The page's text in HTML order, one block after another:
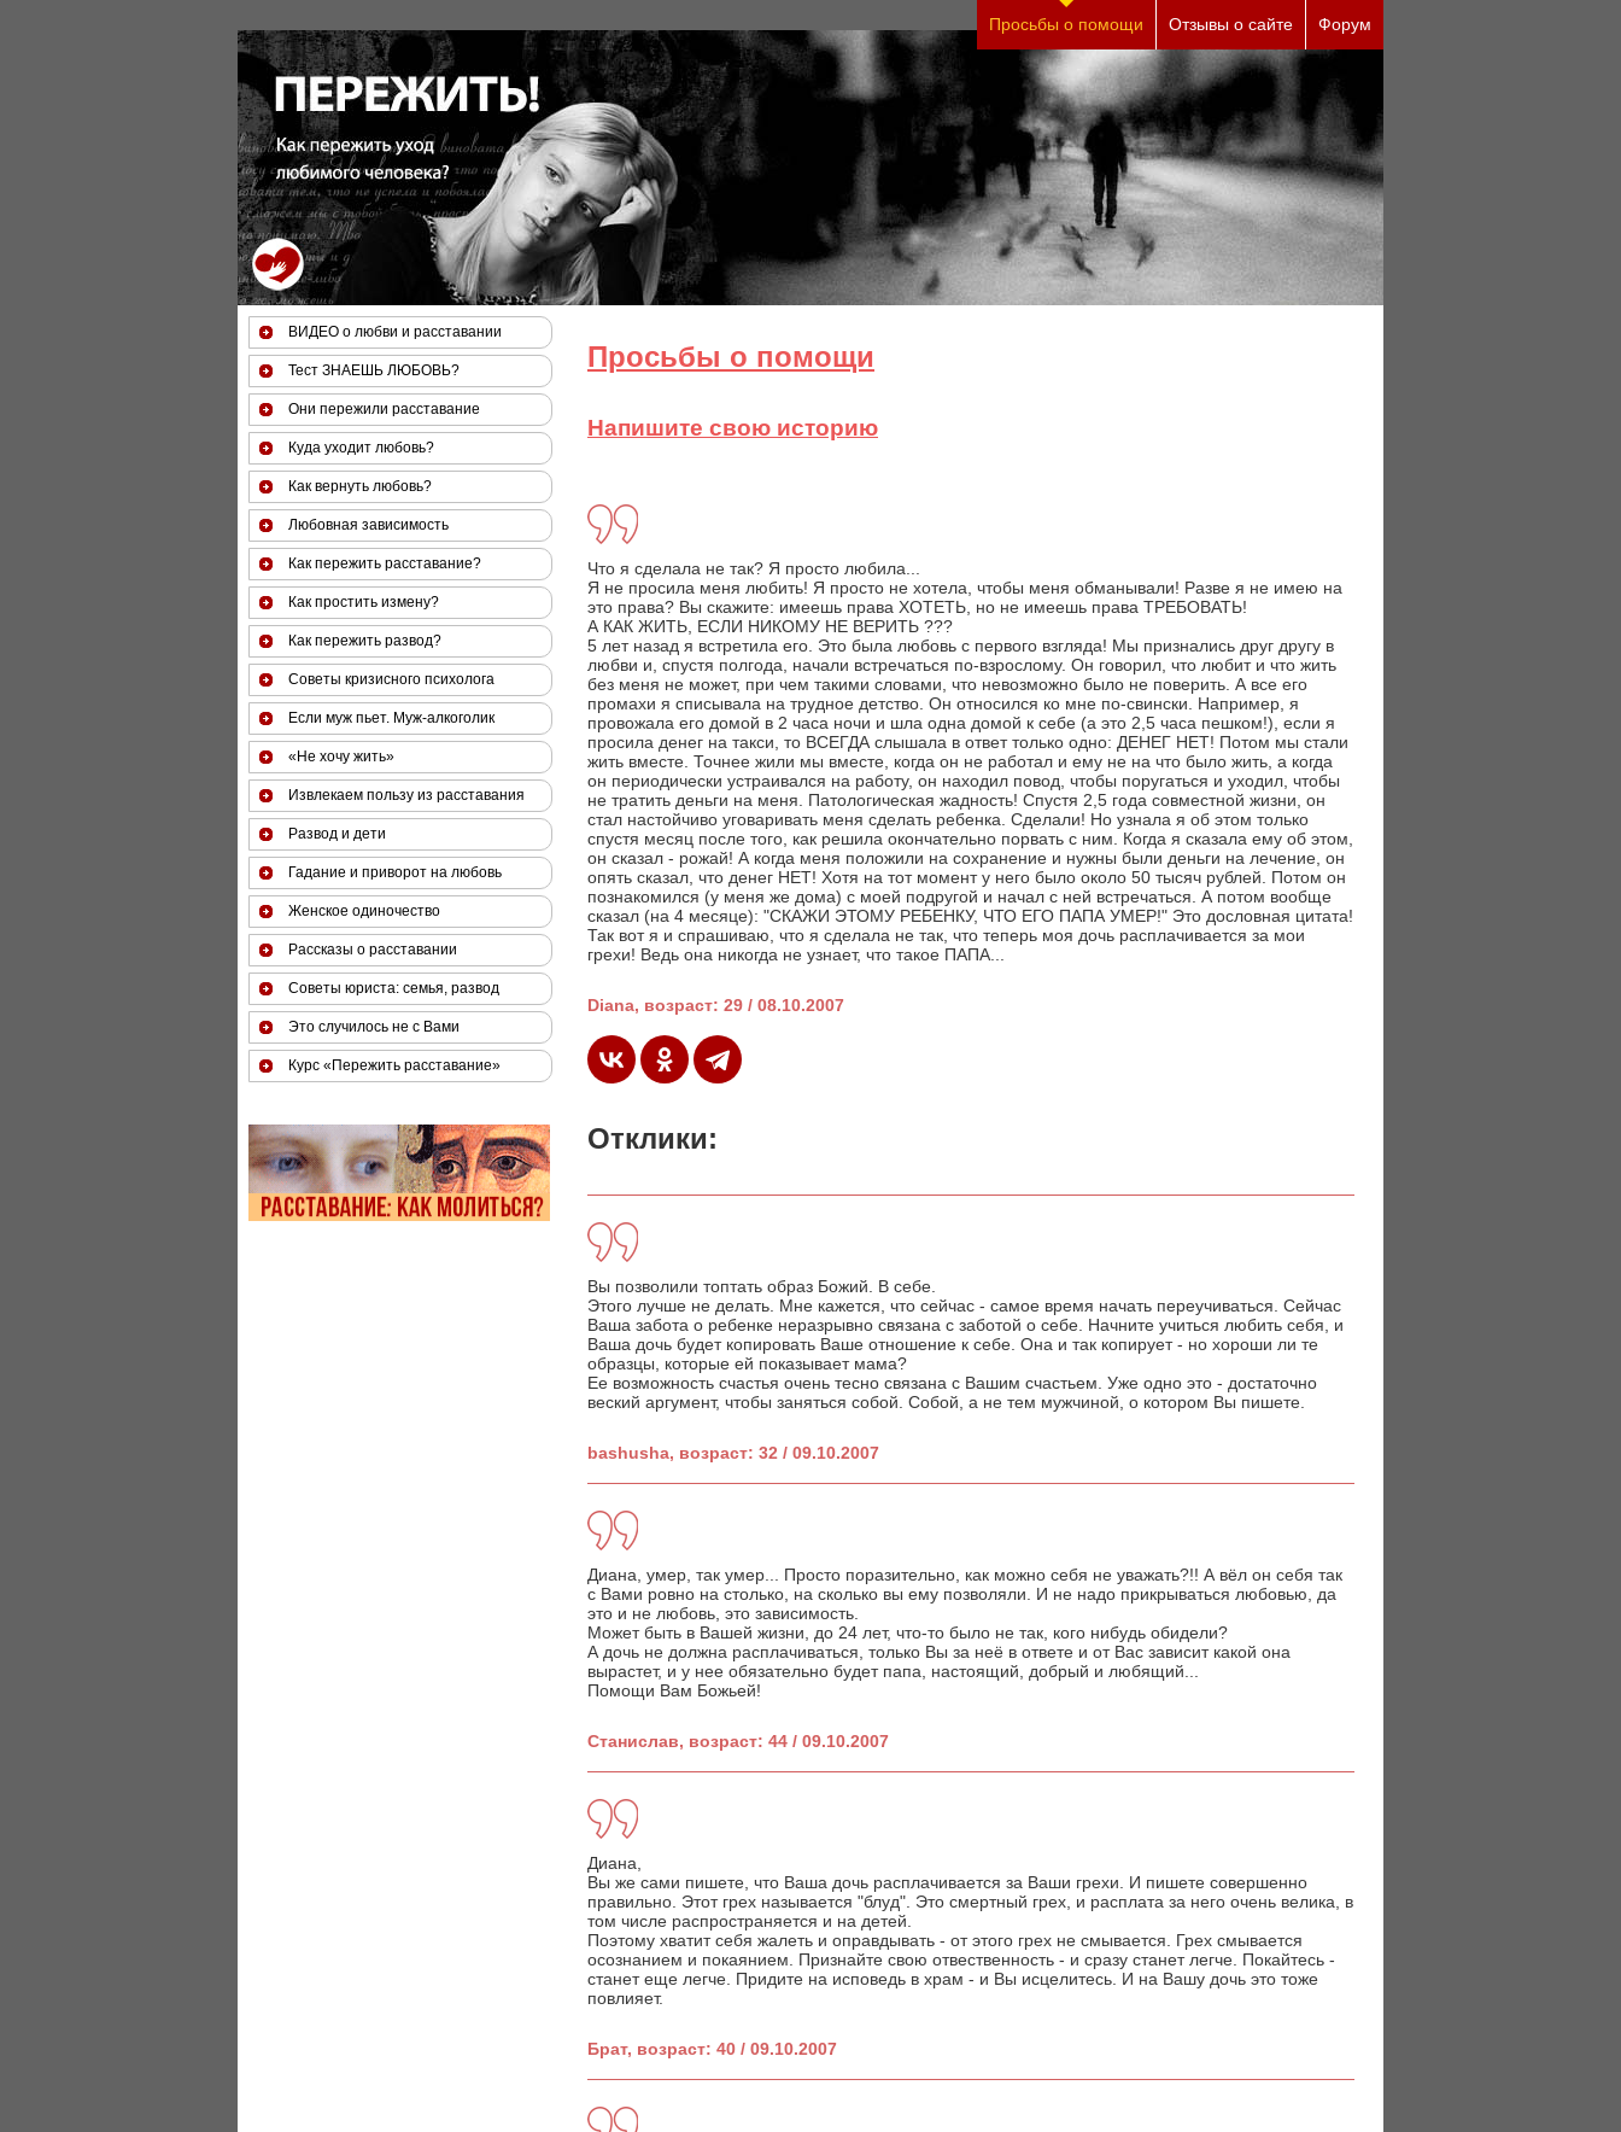
За 50 минут Вы можете оценить тяжесть своего состояния и его психологические причины (бесплатно)
Просьбы о помощи Отзывы о сайте Форум
Просьбы о помощи
Напишите свою историю
Что я сделала не так? Я просто любила...
Я не просила меня любить! Я просто не хотела, чтобы меня обманывали! Разве я не имею на
это права? Вы скажите: имеешь права ХОТЕТЬ, но не имеешь права ТРЕБОВАТЬ!
А КАК ЖИТЬ, ЕСЛИ НИКОМУ НЕ ВЕРИТЬ ???
5 лет назад я встретила его. Это была любовь с первого взгляда! Мы признались друг другу в
любви и, спустя полгода, начали встречаться по-взрослому. Он говорил, что любит и что жить
без меня не может, при чем такими словами, что невозможно было не поверить. А все его
промахи я списывала на трудное детство. Он относился ко мне по-свински. Например, я
провожала его домой в 2 часа ночи и шла одна домой к себе (а это 2,5 часа пешком!), если я
просила денег на такси, то ВСЕГДА слышала в ответ только одно: ДЕНЕГ НЕТ! Потом мы стали
жить вместе. Точнее жили мы вместе, когда он не работал и ему не на что было жить, а когда
он периодически устраивался на работу, он находил повод, чтобы поругаться и уходил, чтобы
не тратить деньги на меня. Патологическая жадность! Спустя 2,5 года совместной жизни, он
стал настойчиво уговаривать меня сделать ребенка. Сделали! Но узнала я об этом только
спустя месяц после того, как решила окончательно порвать с ним. Когда я сказала ему об этом,
он сказал - рожай! А когда меня положили на сохранение и нужны были деньги на лечение, он
опять сказал, что денег НЕТ! Хотя на тот момент у него было около 50 тысяч рублей. Потом он
познакомился (у меня же дома) с моей подругой и начал с ней встречаться. А потом вообще
сказал (на 4 месяце): "СКАЖИ ЭТОМУ РЕБЕНКУ, ЧТО ЕГО ПАПА УМЕР!" Это дословная цитата!
Так вот я и спрашиваю, что я сделала не так, что теперь моя дочь расплачивается за мои
грехи! Ведь она никогда не узнает, что такое ПАПА...
Diana, возраст: 29 / 08.10.2007
Отклики:
Вы позволили топтать образ Божий. В себе.
Этого лучше не делать. Мне кажется, что сейчас - самое время начать переучиваться. Сейчас
Ваша забота о ребенке неразрывно связана с заботой о себе. Начните учиться любить себя, и
Ваша дочь будет копировать Ваше отношение к себе. Она и так копирует - но хороши ли те
образцы, которые ей показывает мама?
Ее возможность счастья очень тесно связана с Вашим счастьем. Уже одно это - достаточно
веский аргумент, чтобы заняться собой. Собой, а не тем мужчиной, о котором Вы пишете.
bashusha, возраст: 32 / 09.10.2007
Диана, умер, так умер... Просто поразительно, как можно себя не уважать?!! А вёл он себя так
с Вами ровно на столько, на сколько вы ему позволяли. И не надо прикрываться любовью, да
это и не любовь, это зависимость.
Может быть в Вашей жизни, до 24 лет, что-то было не так, кого нибудь обидели?
А дочь не должна расплачиваться, только Вы за неё в ответе и от Вас зависит какой она
вырастет, и у нее обязательно будет папа, настоящий, добрый и любящий...
Помощи Вам Божьей!
Станислав, возраст: 44 / 09.10.2007
Диана,
Вы же сами пишете, что Ваша дочь расплачивается за Ваши грехи. И пишете совершенно
правильно. Этот грех называется "блуд". Это смертный грех, и расплата за него очень велика, в
том числе распространяется и на детей.
Поэтому хватит себя жалеть и оправдывать - от этого грех не смывается. Грех смывается
осознанием и покаянием. Признайте свою отвественность - и сразу станет легче. Покайтесь -
станет еще легче. Придите на исповедь в храм - и Вы исцелитесь. И на Вашу дочь это тоже
повлияет.
Брат, возраст: 40 / 09.10.2007
ВИДЕО о любви и расставании
Тест ЗНАЕШЬ ЛЮБОВЬ?
Они пережили расставание
Куда уходит любовь?
Как вернуть любовь?
Любовная зависимость
Как пережить расставание?
Как простить измену?
Как пережить развод?
Советы кризисного психолога
Если муж пьет. Муж-алкоголик
«Не хочу жить»
Извлекаем пользу из расставания
Развод и дети
Гадание и приворот на любовь
Женское одиночество
Рассказы о расставании
Советы юриста: семья, развод
Это случилось не с Вами
Курс «Пережить расставание»